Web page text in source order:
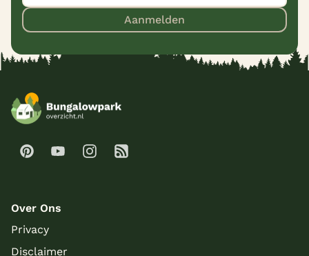
Aanmelden
Over Ons
Privacy
Disclaimer